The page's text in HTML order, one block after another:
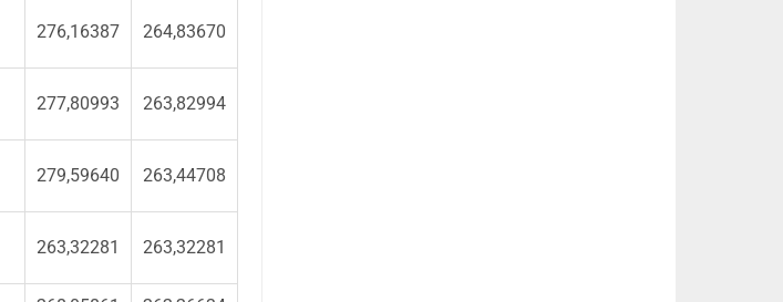
276,16387 264,83670
277,80993 263,82994
279,59640 263,44708
263,32281 263,32281